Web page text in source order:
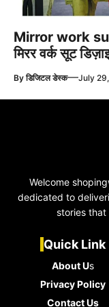
Mirror work
मिरर वर्क सूट
Byडिजिटल डेस्क—July
Welcome
dedicated to
stories
Quick Link
About Us
Privacy Policy
Contact Us